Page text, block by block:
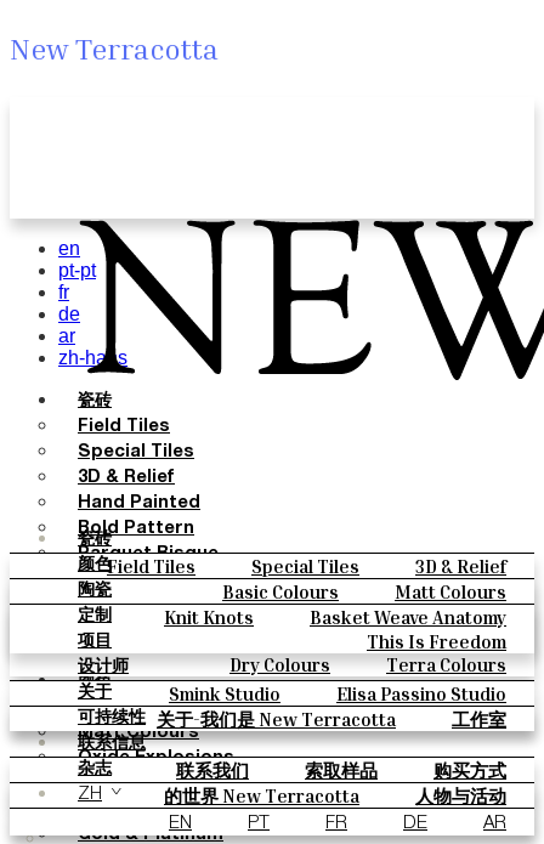
New Terracotta
瓷砖
Field Tiles Special Tiles
3D & Relief
Hand Painted
Bold Pattern
Parquet Bisque
Natural Cotto
Smink Studio
Elisa Passino
Paulo Vale
颜色
Basic Colours
Matt Colours
Oxide Explosions
Special Firing
Vintage Metallics
Gold & Platinum
Blends
Dry Colours
Terra Colours
陶瓷
Knit Knots
Basket Weave Anatomy
This Is Freedom
定制
项目
设计师
Smink Studio
Elisa Passino Studio
Paulo Vale
关于
关于-我们是 New Terracotta 工作室
可持续性
联系信息
联系我们 索取样品
购买方式
目录和 技术规格
常见问题
杂志
的世界 New Terracotta
人物与活动
地方和故事
材料和可持续性 灵感与文化
ZH
EN PT FR DE AR
en
pt-pt
fr
de
ar
zh-hans
瓷砖
Field Tiles
Special Tiles
3D & Relief
Hand Painted
Bold Pattern
Parquet Bisque
Natural Cotto
Smink Studio
Elisa Passino
Paulo Vale
颜色
Basic Colours
Matt Colours
Oxide Explosions
Special Firing
Vintage Metallics
Gold & Platinum